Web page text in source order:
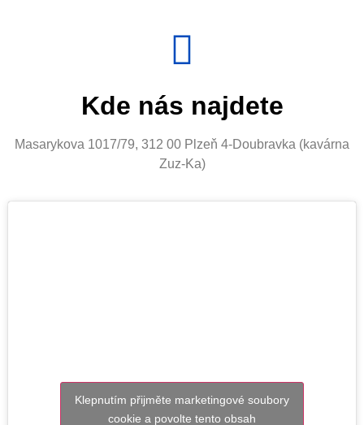
Kde nás najdete
Masarykova 1017/79, 312 00 Plzeň 4-Doubravka (kavárna
Zuz-Ka)
Klepnutím přijměte marketingové soubory
cookie a povolte tento obsah